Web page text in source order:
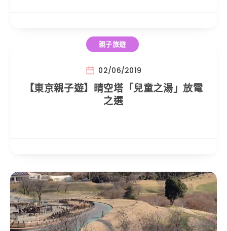
親子旅遊
02/06/2019
【東京親子遊】晴空塔「兒童之湯」放電
之選